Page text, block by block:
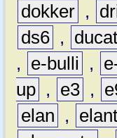
dokker ,
ds6 ,
,
e-bulli ,
up , e3 ,
elan
,